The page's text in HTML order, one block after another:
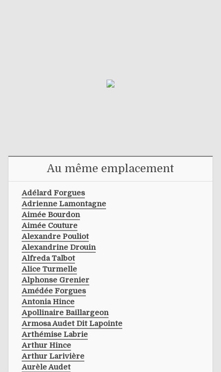
Au même emplacement
Adélard Forgues
Adrienne Lamontagne
Aimée Bourdon
Aimée Couture
Alexandre Pouliot
Alexandrine Drouin
Alfreda Talbot
Alice Turmelle
Alphonse Grenier
Amédée Forgues
Antonia Hince
Apollinaire Baillargeon
Armosa Audet Dit Lapointe
Arthémise Labrie
Arthur Hince
Arthur Larivière
Aurèle Audet